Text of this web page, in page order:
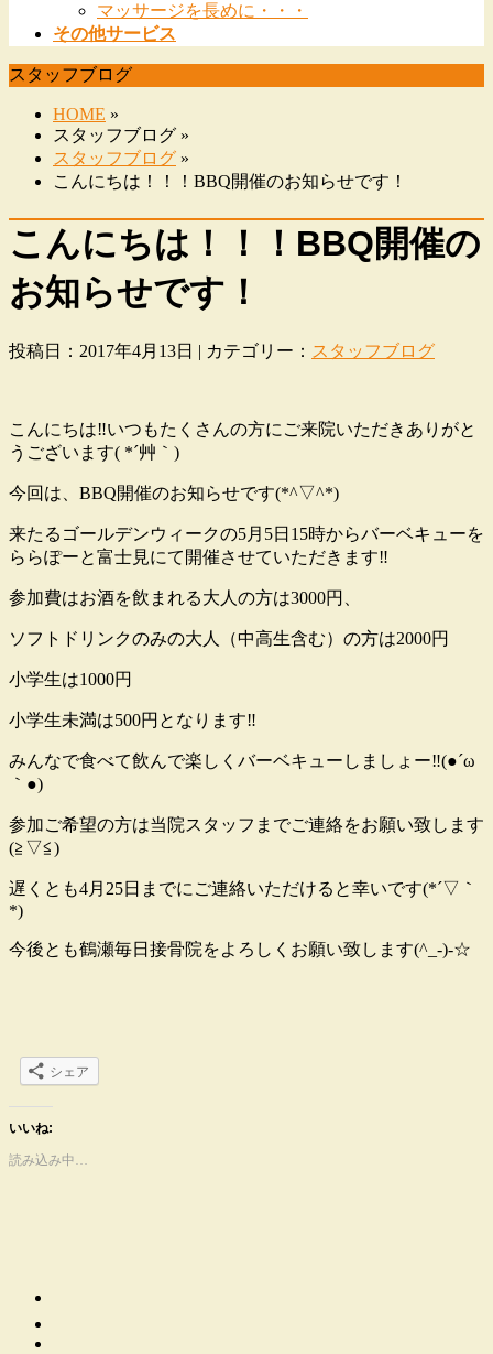
マッサージを長めに・・・
その他サービス
スタッフブログ
HOME »
スタッフブログ »
スタッフブログ »
こんにちは！！！BBQ開催のお知らせです！
こんにちは！！！BBQ開催の
お知らせです！
投稿日：2017年4月13日 | カテゴリー： スタッフブログ
こんにちは‼いつもたくさんの方にご来院いただきありがと
うございます( *´艸｀)
今回は、BBQ開催のお知らせです(*^▽^*)
来たるゴールデンウィークの5月5日15時からバーベキューを
ららぽーと富士見にて開催させていただきます‼
参加費はお酒を飲まれる大人の方は3000円、
ソフトドリンクのみの大人（中高生含む）の方は2000円
小学生は1000円
小学生未満は500円となります‼
みんなで食べて飲んで楽しくバーベキューしましょー‼(●´ω
｀●)
参加ご希望の方は当院スタッフまでご連絡をお願い致します
(≧▽≦)
遅くとも4月25日までにご連絡いただけると幸いです(*´▽｀
*)
今後とも鶴瀬毎日接骨院をよろしくお願い致します(^_-)-☆
シェア
いいね:
読み込み中…